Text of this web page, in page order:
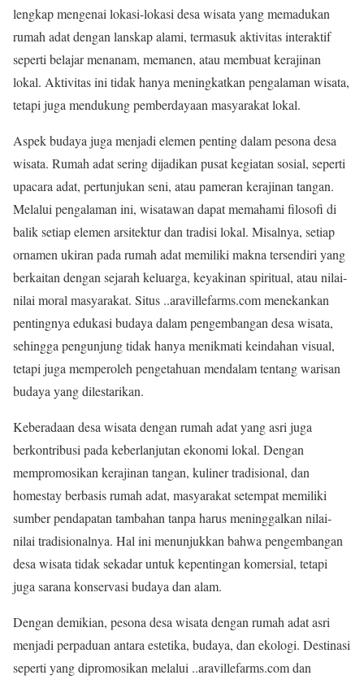
lengkap mengenai lokasi-lokasi desa wisata yang memadukan
rumah adat dengan lanskap alami, termasuk aktivitas interaktif
seperti belajar menanam, memanen, atau membuat kerajinan
lokal. Aktivitas ini tidak hanya meningkatkan pengalaman wisata,
tetapi juga mendukung pemberdayaan masyarakat lokal.
Aspek budaya juga menjadi elemen penting dalam pesona desa
wisata. Rumah adat sering dijadikan pusat kegiatan sosial, seperti
upacara adat, pertunjukan seni, atau pameran kerajinan tangan.
Melalui pengalaman ini, wisatawan dapat memahami filosofi di
balik setiap elemen arsitektur dan tradisi lokal. Misalnya, setiap
ornamen ukiran pada rumah adat memiliki makna tersendiri yang
berkaitan dengan sejarah keluarga, keyakinan spiritual, atau nilai-
nilai moral masyarakat. Situs ..aravillefarms.com menekankan
pentingnya edukasi budaya dalam pengembangan desa wisata,
sehingga pengunjung tidak hanya menikmati keindahan visual,
tetapi juga memperoleh pengetahuan mendalam tentang warisan
budaya yang dilestarikan.
Keberadaan desa wisata dengan rumah adat yang asri juga
berkontribusi pada keberlanjutan ekonomi lokal. Dengan
mempromosikan kerajinan tangan, kuliner tradisional, dan
homestay berbasis rumah adat, masyarakat setempat memiliki
sumber pendapatan tambahan tanpa harus meninggalkan nilai-
nilai tradisionalnya. Hal ini menunjukkan bahwa pengembangan
desa wisata tidak sekadar untuk kepentingan komersial, tetapi
juga sarana konservasi budaya dan alam.
Dengan demikian, pesona desa wisata dengan rumah adat asri
menjadi perpaduan antara estetika, budaya, dan ekologi. Destinasi
seperti yang dipromosikan melalui ..aravillefarms.com dan